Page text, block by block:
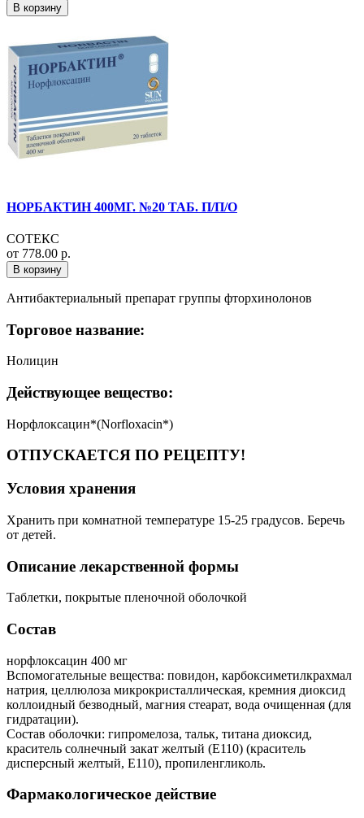
В корзину
НОРБАКТИН 400МГ. №20 ТАБ. П/П/О
СОТЕКС
от 778.00 р.
В корзину
Антибактериальный препарат группы фторхинолонов
Торговое название:
Нолицин
Действующее вещество:
Норфлоксацин*(Norfloxacin*)
ОТПУСКАЕТСЯ ПО РЕЦЕПТУ!
Условия хранения
Хранить при комнатной температуре 15-25 градусов. Беречь
от детей.
Описание лекарственной формы
Таблетки, покрытые пленочной оболочкой
Состав
норфлоксацин 400 мг
Вспомогательные вещества: повидон, карбоксиметилкрахмал
натрия, целлюлоза микрокристаллическая, кремния диоксид
коллоидный безводный, магния стеарат, вода очищенная (для
гидратации).
Состав оболочки: гипромелоза, тальк, титана диоксид,
краситель солнечный закат желтый (Е110) (краситель
дисперсный желтый, Е110), пропиленгликоль.
Фармакологическое действие